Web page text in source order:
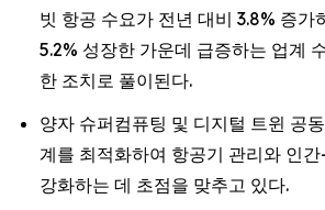
빗 항공 수요가 전년 대비 3.8% 증가
5.2% 성장한 가운데 급증하는 업계
한 조치로 풀이된다.
양자 슈퍼컴퓨팅 및 디지털 트윈 공
계를 최적화하여 항공기 관리와 인
강화하는 데 초점을 맞추고 있다.